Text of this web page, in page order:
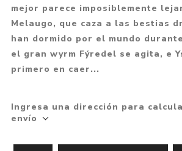
mejor parece imposiblemente
Melaugo, que caza a las bestias
han dormido por el mundo
el gran wyrm Fýredel se agita, e
primero en caer...
Ingresa una dirección para
envío